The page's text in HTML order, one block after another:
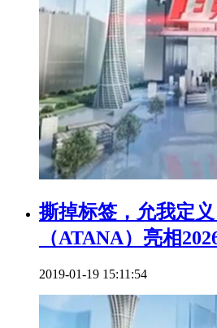
撕掉标签，允我定
（ATANA）亮相
2019-01-19 15:11:54